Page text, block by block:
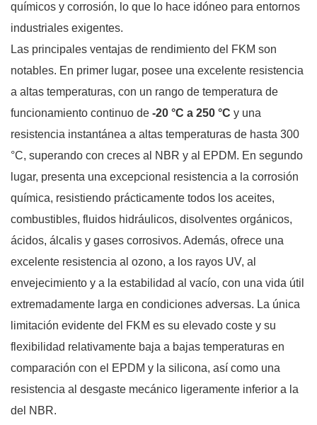
químicos y corrosión, lo que lo hace idóneo para entornos
industriales exigentes.
Las principales ventajas de rendimiento del FKM son
notables. En primer lugar, posee una excelente resistencia
a altas temperaturas, con un rango de temperatura de
funcionamiento continuo de -20 °C a 250 °C y una
resistencia instantánea a altas temperaturas de hasta 300
°C, superando con creces al NBR y al EPDM. En segundo
lugar, presenta una excepcional resistencia a la corrosión
química, resistiendo prácticamente todos los aceites,
combustibles, fluidos hidráulicos, disolventes orgánicos,
ácidos, álcalis y gases corrosivos. Además, ofrece una
excelente resistencia al ozono, a los rayos UV, al
envejecimiento y a la estabilidad al vacío, con una vida útil
extremadamente larga en condiciones adversas. La única
limitación evidente del FKM es su elevado coste y su
flexibilidad relativamente baja a bajas temperaturas en
comparación con el EPDM y la silicona, así como una
resistencia al desgaste mecánico ligeramente inferior a la
del NBR.